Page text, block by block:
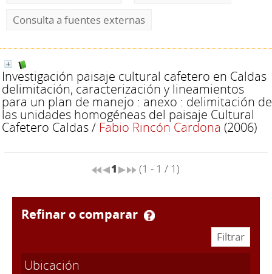
Consulta a fuentes externas
Investigación paisaje cultural cafetero en Caldas
delimitación, caracterización y lineamientos
para un plan de manejo : anexo : delimitación de
las unidades homogéneas del paisaje Cultural
Cafetero Caldas/ Fabio Rincón Cardona (2006)
1 (1 - 1 / 1)
refinar o comparar
Ubicación